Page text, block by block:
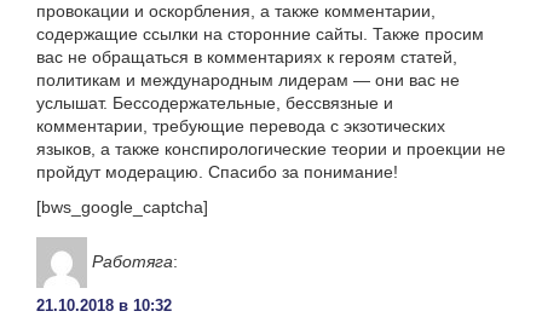
провокации и оскорбления, а также комментарии,
содержащие ссылки на сторонние сайты. Также просим
вас не обращаться в комментариях к героям статей,
политикам и международным лидерам — они вас не
услышат. Бессодержательные, бессвязные и
комментарии, требующие перевода с экзотических
языков, а также конспирологические теории и проекции не
пройдут модерацию. Спасибо за понимание!
[bws_google_captcha]
Работяга:
21.10.2018 в 10:32